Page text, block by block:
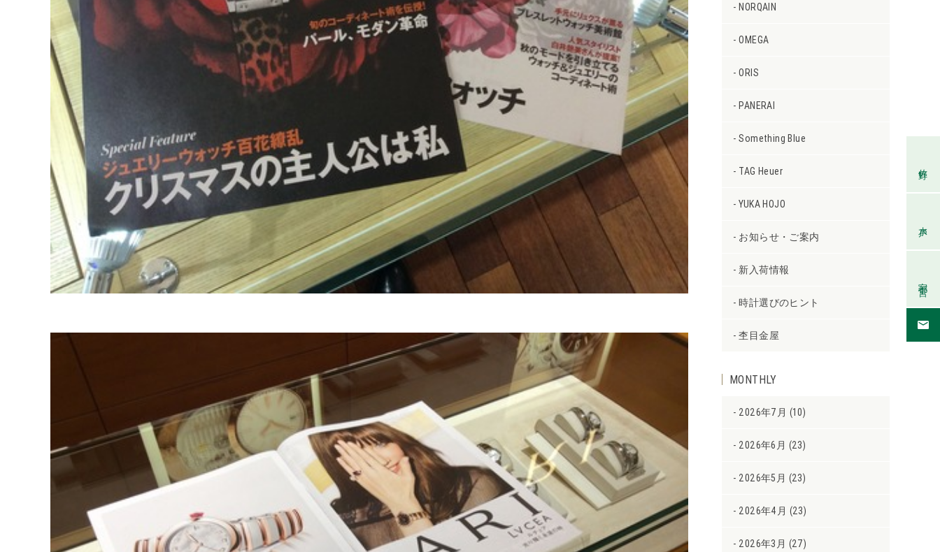
NORQAIN
OMEGA
ORIS
PANERAI
Something Blue
TAG Heuer
YUKA HOJO
お知らせ・ご案内
新入荷情報
時計選びのヒント
杢目金屋
MONTHLY
2026年7月 (10)
2026年6月 (23)
2026年5月 (23)
2026年4月 (23)
2026年3月 (27)